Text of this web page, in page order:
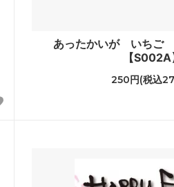
あったかいが いちご
【S002A
250円(税込